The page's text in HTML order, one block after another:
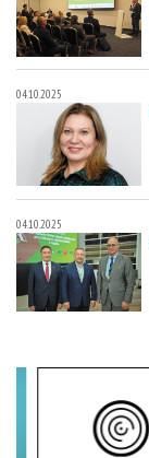
04.10.2025
04.10.2025